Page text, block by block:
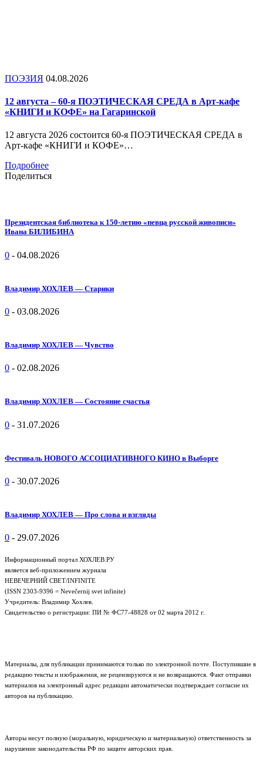
ПОЭЗИЯ 04.08.2026
12 августа – 60-я ПОЭТИЧЕСКАЯ СРЕДА в Арт-кафе
«КНИГИ и КОФЕ» на Гагаринской
12 августа 2026 состоится 60-я ПОЭТИЧЕСКАЯ СРЕДА в
Арт-кафе «КНИГИ и КОФЕ»…
Подробнее
Поделиться
Президентская библиотека к 150-летию «певца русской живописи»
Ивана БИЛИБИНА
0 - 04.08.2026
Владимир ХОХЛЕВ — Старики
0 - 03.08.2026
Владимир ХОХЛЕВ — Чувство
0 - 02.08.2026
Владимир ХОХЛЕВ — Состояние счастья
0 - 31.07.2026
Фестиваль НОВОГО АССОЦИАТИВНОГО КИНО в Выборге
0 - 30.07.2026
Владимир ХОХЛЕВ — Про слова и взгляды
0 - 29.07.2026
Информационный портал ХОХЛЕВ.РУ
является веб-приложением журнала
НЕВЕЧЕРНИЙ СВЕТ/INFINITE
(ISSN 2303-9396 = Nevečernij svet infinite)
Учредитель: Владимир Хохлев.
Свидетельство о регистрации: ПИ № ФС77-48828 от 02 марта 2012 г.
Материалы, для публикации принимаются только по электронной почте. Поступившие в
редакцию тексты и изображения, не рецензируются и не возвращаются. Факт отправки
материалов на электронный адрес редакции автоматически подтверждает согласие их
авторов на публикацию.
Авторы несут полную (моральную, юридическую и материальную) ответственность за
нарушение законодательства РФ по защите авторских прав.